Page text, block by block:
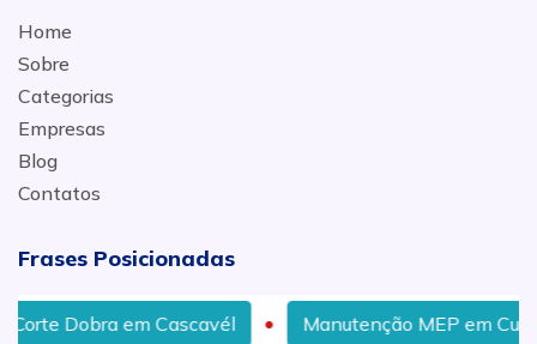
Home
Sobre
Categorias
Empresas
Blog
Contatos
Frases Posicionadas
Cascavél Manutenção MEP em Curitiba